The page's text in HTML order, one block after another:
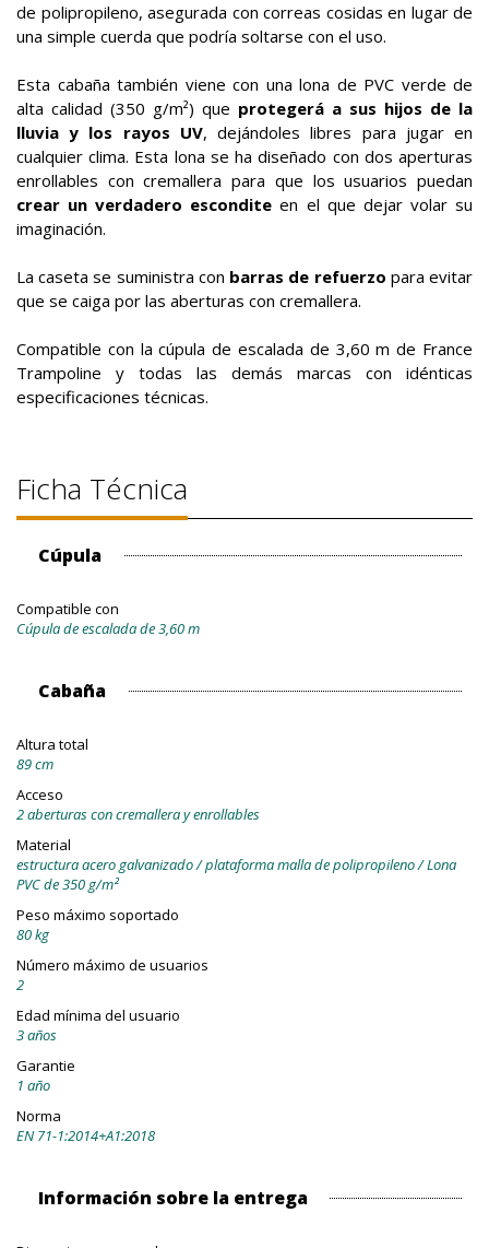
de polipropileno, asegurada con correas cosidas en lugar de
una simple cuerda que podría soltarse con el uso.
Esta cabaña también viene con una lona de PVC verde de
alta calidad (350 g/m²) que protegerá a sus hijos de la
lluvia y los rayos UV, dejándoles libres para jugar en
cualquier clima. Esta lona se ha diseñado con dos aperturas
enrollables con cremallera para que los usuarios puedan
crear un verdadero escondite en el que dejar volar su
imaginación.
La caseta se suministra con barras de refuerzo para evitar
que se caiga por las aberturas con cremallera.
Compatible con la cúpula de escalada de 3,60 m de France
Trampoline y todas las demás marcas con idénticas
especificaciones técnicas.
Ficha Técnica
Cúpula
Compatible con
Cúpula de escalada de 3,60 m
Cabaña
Altura total
89 cm
Acceso
2 aberturas con cremallera y enrollables
Material
estructura acero galvanizado / plataforma malla de polipropileno / Lona
PVC de 350 g/m²
Peso máximo soportado
80 kg
Número máximo de usuarios
2
Edad mínima del usuario
3 años
Garantie
1 año
Norma
EN 71-1:2014+A1:2018
Información sobre la entrega